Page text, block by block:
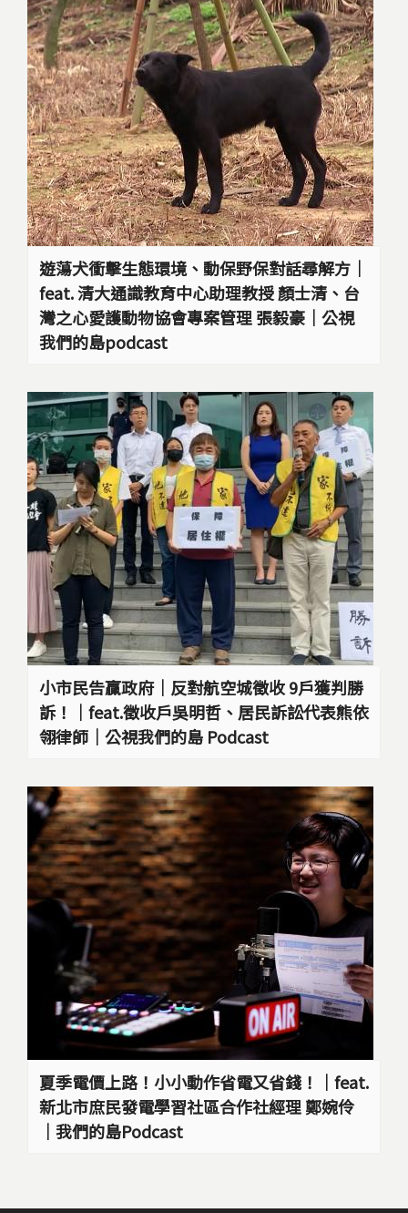
遊蕩犬衝擊生態環境、動保野保對話尋解方｜
feat. 清大通識教育中心助理教授 顏士清、台
灣之心愛護動物協會專案管理 張毅豪｜公視
我們的島podcast
小市民告贏政府｜反對航空城徵收 9戶獲判勝
訴！｜feat.徵收戶吳明哲、居民訴訟代表熊依
翎律師｜公視我們的島 Podcast
夏季電價上路！小小動作省電又省錢！｜feat.
新北市庶民發電學習社區合作社經理 鄭婉伶
｜我們的島Podcast